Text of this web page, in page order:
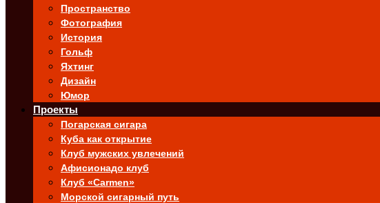
Пространство
Фотография
История
Гольф
Яхтинг
Дизайн
Юмор
Проекты
Погарская сигара
Куба как открытие
Клуб мужских увлечений
Афисионадо клуб
Клуб «Carmen»
Морской сигарный путь